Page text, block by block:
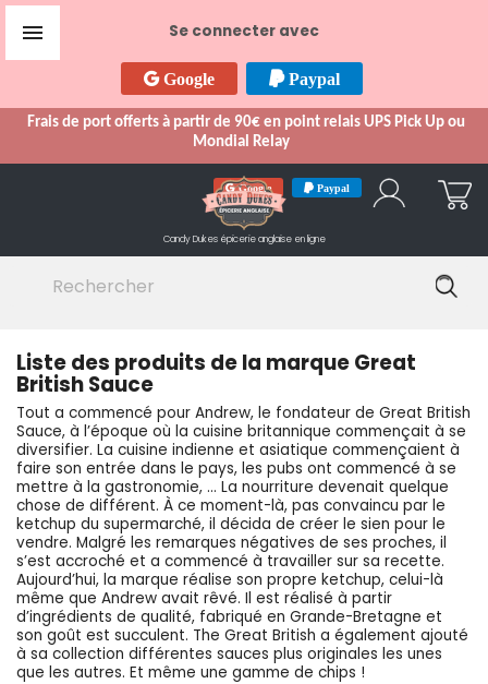
Se connecter avec
Google Paypal
Frais de port offerts à partir de 90€ en point relais UPS Pick Up ou
Mondial Relay

Google Paypal
Candy Dukes épicerie anglaise en ligne
Liste des produits de la marque Great
British Sauce
Tout a commencé pour Andrew, le fondateur de Great British
Sauce, à l’époque où la cuisine britannique commençait à se
diversifier. La cuisine indienne et asiatique commençaient à
faire son entrée dans le pays, les pubs ont commencé à se
mettre à la gastronomie, … La nourriture devenait quelque
chose de différent. À ce moment-là, pas convaincu par le
ketchup du supermarché, il décida de créer le sien pour le
vendre. Malgré les remarques négatives de ses proches, il
s’est accroché et a commencé à travailler sur sa recette.
Aujourd’hui, la marque réalise son propre ketchup, celui-là
même que Andrew avait rêvé. Il est réalisé à partir
d’ingrédients de qualité, fabriqué en Grande-Bretagne et
son goût est succulent. The Great British a également ajouté
à sa collection différentes sauces plus originales les unes
que les autres. Et même une gamme de chips !